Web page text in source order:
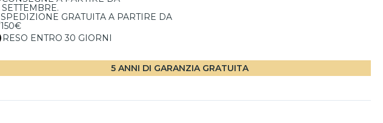
SETTEMBRE.
SPEDIZIONE GRATUITA A PARTIRE DA
150€
RESO ENTRO 30 GIORNI
5 ANNI DI GARANZIA GRATUITA